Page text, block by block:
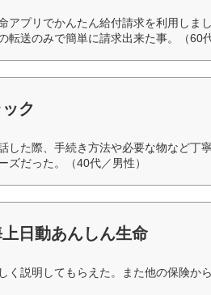
アプリでかんたん給付請求を利用しま
転送のみで簡単に請求出来た事。（60
ク
した際、手続き方法や必要な物など丁
ズだった。（40代／男性）
日動あんしん生命
く説明してもらえた。また他の保険か